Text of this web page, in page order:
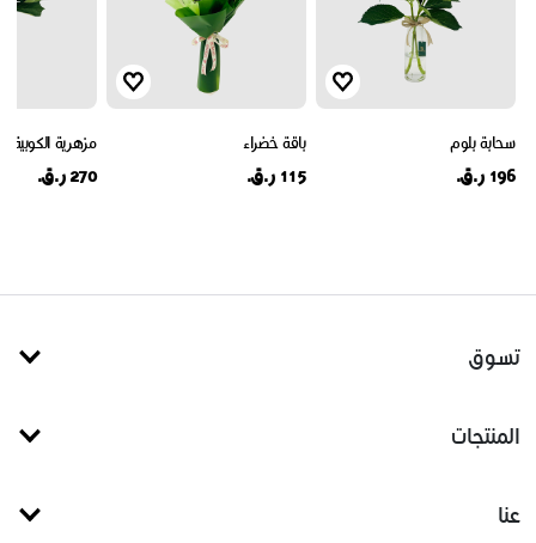
سحابة بلوم
196 ر.ق.
باقة خضراء
115 ر.ق.
مزهرية الكوبية
270 ر.ق.
تسوق
المنتجات
عنا